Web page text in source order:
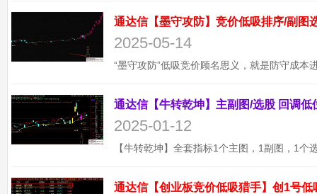
2025-05-14
2025-01-12
通达信【创业板竞价低吸猎手】创1号